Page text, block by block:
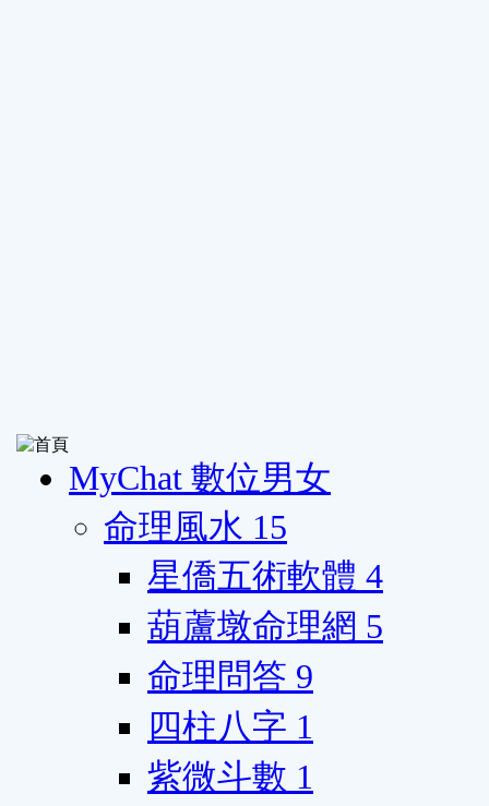
MyChat 數位男女
命理風水 15
星僑五術軟體 4
葫蘆墩命理網 5
命理問答 9
四柱八字 1
紫微斗數 1